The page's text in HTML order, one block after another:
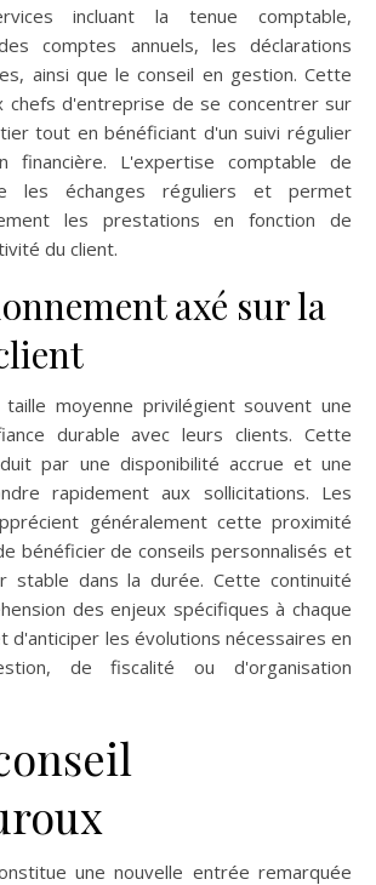
incluant la tenue comptable,
comptes annuels, les déclarations
ainsi que le conseil en gestion. Cette
chefs d'entreprise de se concentrer sur
tout en bénéficiant d'un suivi régulier
financière. L'expertise comptable de
les échanges réguliers et permet
les prestations en fonction de
du client.
axé sur la
moyenne privilégient souvent une
durable avec leurs clients. Cette
par une disponibilité accrue et une
rapidement aux sollicitations. Les
généralement cette proximité
bénéficier de conseils personnalisés et
stable dans la durée. Cette continuité
des enjeux spécifiques à chaque
d'anticiper les évolutions nécessaires en
de fiscalité ou d'organisation
une nouvelle entrée remarquée